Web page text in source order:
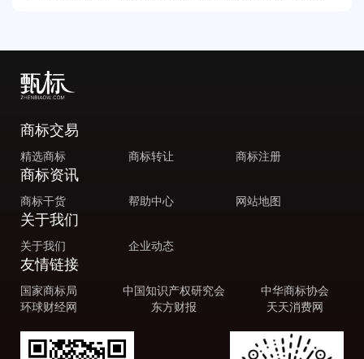
商标交易
精选商标 商标转让 商标注册
商标资讯
商标干货 帮助中心 网站地图
关于我们
关于我们 企业动态
友情链接
国家商标局 中国知识产权研究会
中华商标协会
环球财经网
东方财报 天天消费网